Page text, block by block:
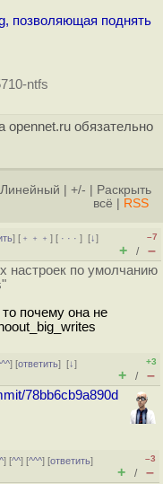
позволяющая поднять
ntfs
opennet.ru обязательно
Линейный +/-
Раскрыть
всё
RSS
] [ ﹢﹢﹢] [ · · ·][↓]
–7
+ / –
настроек по умолчанию
почему она не
] [ответить][↓]
+3
+ / –
78bb6cb9a890d
^] [^^] [^^^] [ответить]
–3
+ / –